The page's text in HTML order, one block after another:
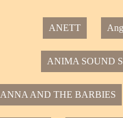
ANETT
ANIMA SOUND
ANNA AND THE BARBIES